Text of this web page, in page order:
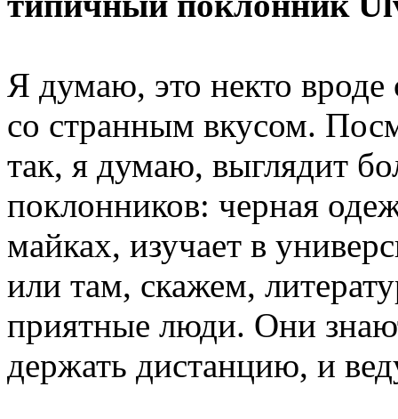
Я думаю, это некто вроде
со странным вкусом.
так, я думаю, выглядит
поклонников: черная
майках, изучает в
или там, скажем,
приятные люди. Они
держать дистанцию, и